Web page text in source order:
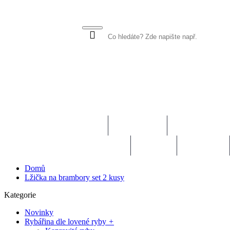
Domů
Lžička na brambory set 2 kusy
Kategorie
Novinky
Rybářina dle lovené ryby +